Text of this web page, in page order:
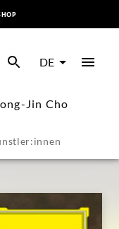
DE
Jin Cho